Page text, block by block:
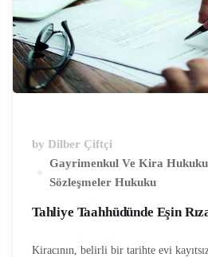
by Dilber Çiftçi
Gayrimenkul Ve Kira Hukuku
Sözleşmeler Hukuku
Tahliye Taahhüdünde Eşin
Kiracının, belirli bir tarihte evi